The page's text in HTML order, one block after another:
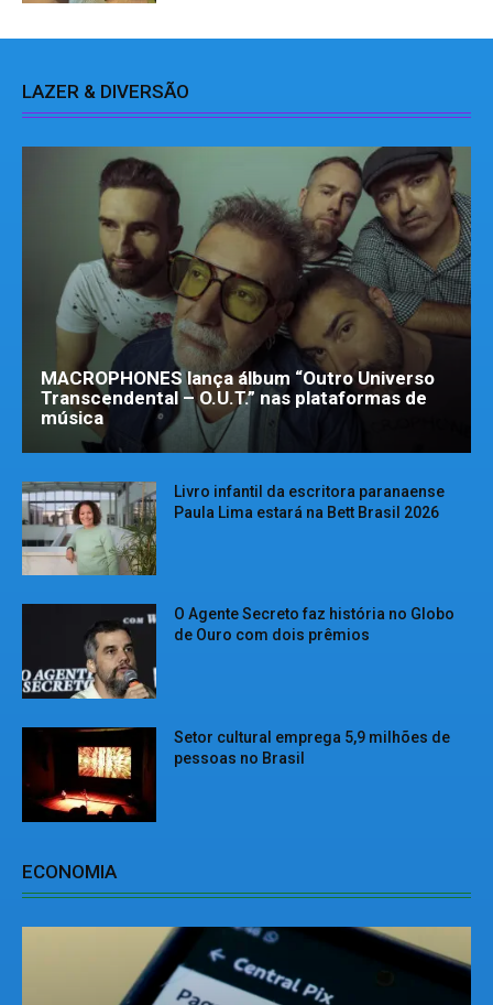
LAZER & DIVERSÃO
MACROPHONES lança álbum “Outro Universo
Transcendental – O.U.T.” nas plataformas de
música
Livro infantil da escritora paranaense
Paula Lima estará na Bett Brasil 2026
O Agente Secreto faz história no Globo
de Ouro com dois prêmios
Setor cultural emprega 5,9 milhões de
pessoas no Brasil
ECONOMIA